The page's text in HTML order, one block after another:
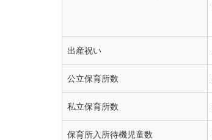
出産祝い
公立保育所数
私立保育所数
保育所入所待機児童数